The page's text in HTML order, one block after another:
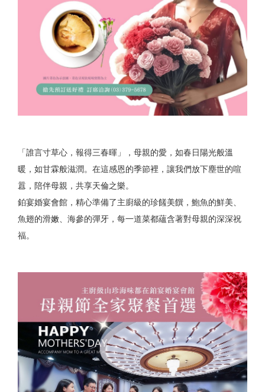
「誰言寸草心，報得三春暉」，母親的愛，如春日陽光般溫
暖，如甘霖般滋潤。在這感恩的季節裡，讓我們放下塵世的喧
囂，陪伴母親，共享天倫之樂。
鉑宴婚宴會館，精心準備了主廚級的珍饈美饌，鮑魚的鮮美、
魚翅的滑嫩、海參的彈牙，每一道菜都蘊含著對母親的深深祝
福。